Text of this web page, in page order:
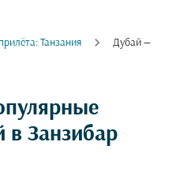
Танзания
Дубай —
в Занзибар